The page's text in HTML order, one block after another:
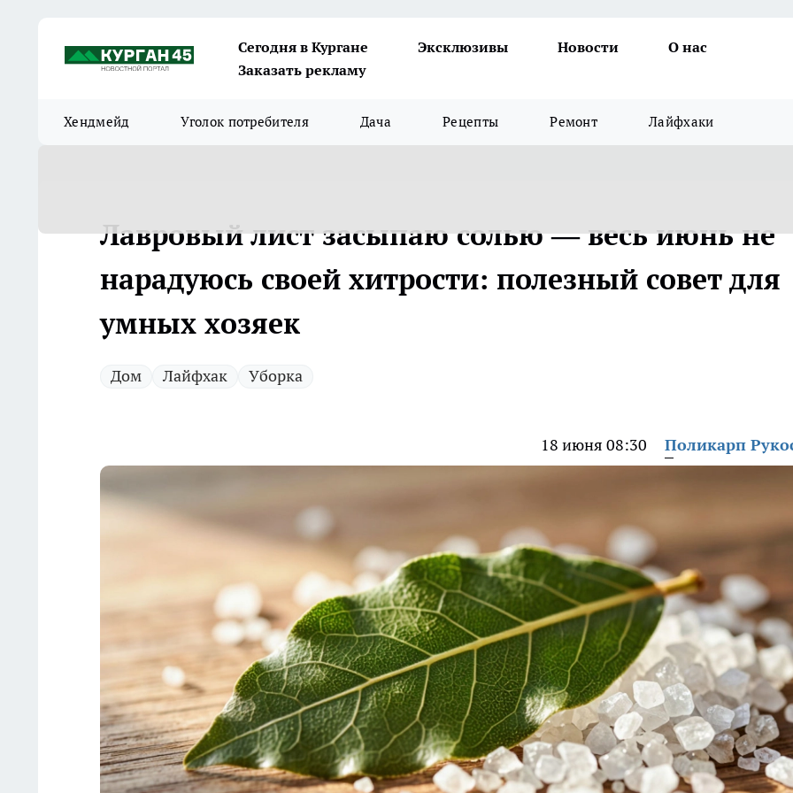
Сегодня в Кургане Эксклюзивы Новости
О нас
Заказать рекламу
Хендмейд Уголок потребителя Дача Рецепты Ремонт Лайфхаки
Лавровый лист засыпаю солью — весь июнь не
нарадуюсь своей хитрости: полезный совет для
умных хозяек
Дом Лайфхак Уборка
18 июня 08:30 Поликарп